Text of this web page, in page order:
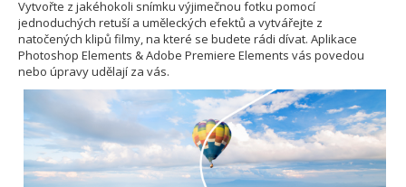
Vytvořte z jakéhokoli snímku výjimečnou fotku pomocí
jednoduchých retuší a uměleckých efektů a vytvářejte z
natočených klipů filmy, na které se budete rádi dívat. Aplikace
Photoshop Elements & Adobe Premiere Elements vás povedou
nebo úpravy udělají za vás.